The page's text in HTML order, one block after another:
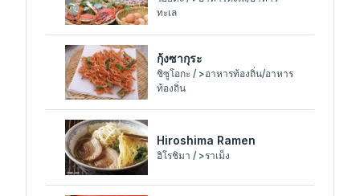
ทะเล
กุ้งซากุระ
ชิซูโอกะ / >อาหารท้องถิ่น/อาหาร
ท้องถิ่น
Hiroshima Ramen
ฮิโรชิมา / >ราเม็ง